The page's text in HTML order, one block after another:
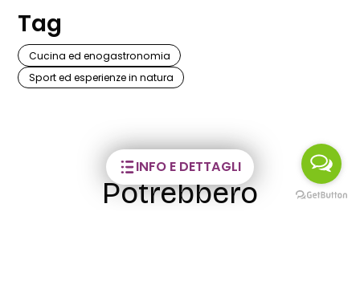
INFO E DETTAGLI
Tag
Cucina ed enogastronomia
Sport ed esperienze in natura
Potrebbero